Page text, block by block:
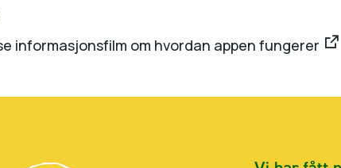
informasjonsfilm om hvordan appen fungerer